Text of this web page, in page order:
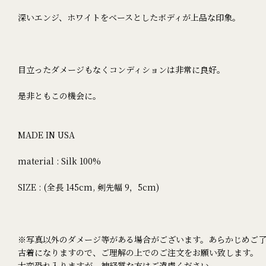
深いエンジ、ホワイトをベースとしたボディが上品な印象。
目立ったダメージもなくコンディションは非常に良好。
是非ともこの機会に。
MADE IN USA
material : Silk 100%
SIZE : (全長 145cm, 剣先幅 9，5cm)
※写真以外のダメージ等がある場合がございます。あらかじめご了
古着になりますので、ご理解の上でのご注文をお願い致します。